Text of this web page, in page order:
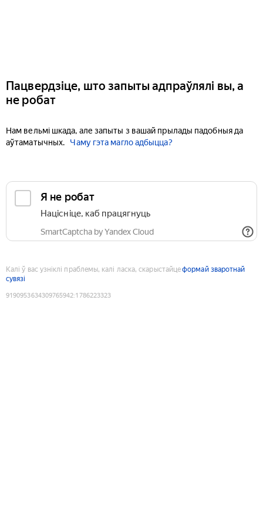
Пацвердзіце, што запыты адпраўлялі вы, а
не робат
Нам вельмі шкада, але запыты з вашай прылады падобныя да
аўтаматычных.
Чаму гэта магло адбыцца?
Я не робат
Націсніце, каб працягнуць
SmartCaptcha by Yandex Cloud
Калі ў вас узніклі праблемы, калі ласка, скарыстайцеформай зваротнай
сувязі
9190953634309765942:1786223323